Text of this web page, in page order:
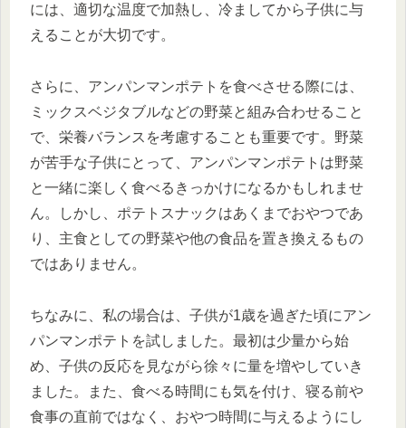
には、適切な温度で加熱し、冷ましてから子供に与
えることが大切です。
さらに、アンパンマンポテトを食べさせる際には、
ミックスベジタブルなどの野菜と組み合わせること
で、栄養バランスを考慮することも重要です。野菜
が苦手な子供にとって、アンパンマンポテトは野菜
と一緒に楽しく食べるきっかけになるかもしれませ
ん。しかし、ポテトスナックはあくまでおやつであ
り、主食としての野菜や他の食品を置き換えるもの
ではありません。
ちなみに、私の場合は、子供が1歳を過ぎた頃にアン
パンマンポテトを試しました。最初は少量から始
め、子供の反応を見ながら徐々に量を増やしていき
ました。また、食べる時間にも気を付け、寝る前や
食事の直前ではなく、おやつ時間に与えるようにし